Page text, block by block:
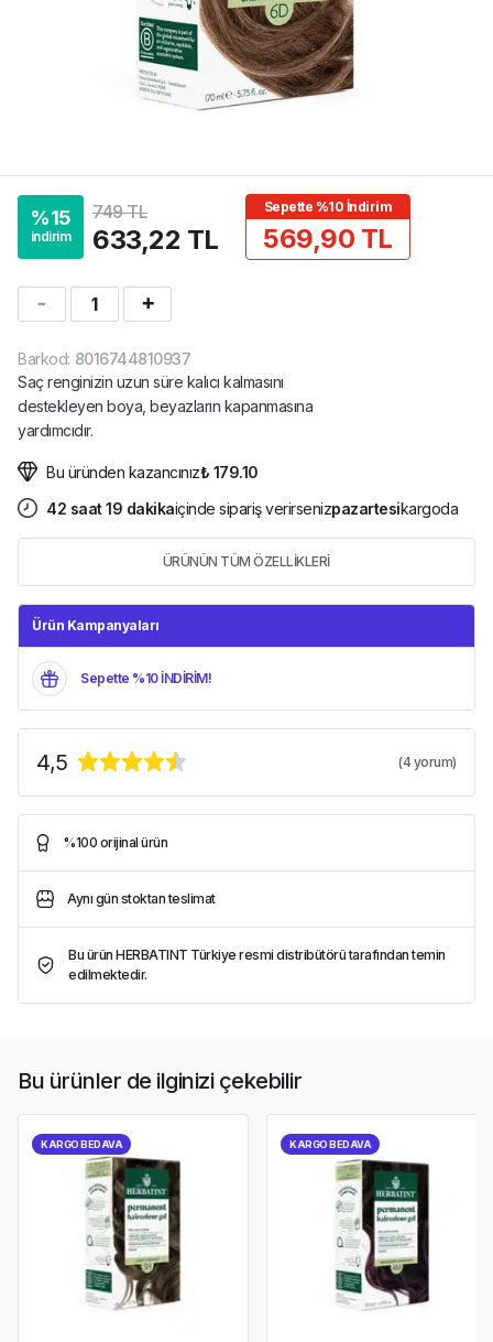
%15
indirim
749 TL
633,22 TL
Sepette %10 İndirim
569,90 TL
1
Barkod: 8016744810937
Saç renginizin uzun süre kalıcı kalmasını
destekleyen boya, beyazların kapanmasına
yardımcıdır.
Bu üründen kazancınız₺ 179.10
42 saat 19 dakikaiçinde sipariş verirsenizpazartesikargoda
ÜRÜNÜN TÜM ÖZELLİKLERİ
Ürün Kampanyaları
Sepette %10 İNDİRİM!
4,5 (4yorum)
%100 orijinal ürün
Aynı gün stoktan teslimat
Bu ürün HERBATINT Türkiye resmi distribütörü tarafından temin
edilmektedir.
Bu ürünler de ilginizi çekebilir
KARGO BEDAVA KARGO BEDAVA